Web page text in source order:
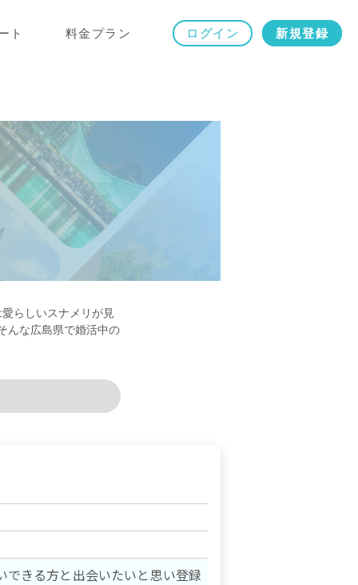
ト 料金プラン ログイン 新規登録
らしいスナメリが見
んな広島県で婚活中の
きる方と出会いたいと思い登録